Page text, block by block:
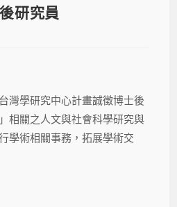
研究員
灣學研究中心計畫誠徵博士後
相關之人文與社會科學研究與
學術相關事務，拓展學術交